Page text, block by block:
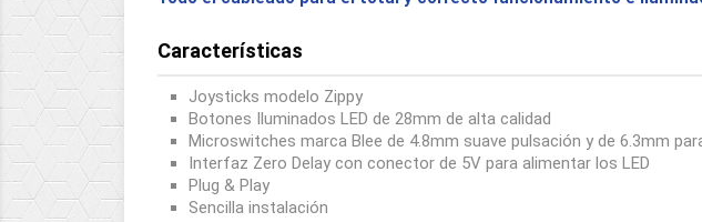
Características
Joysticks modelo Zippy
Botones Iluminados LED de 28mm de alta calidad
Microswitches marca Blee de 4.8mm suave pulsación y de 6.3mm
Interfaz Zero Delay con conector de 5V para alimentar los LED
Plug & Play
Sencilla instalación